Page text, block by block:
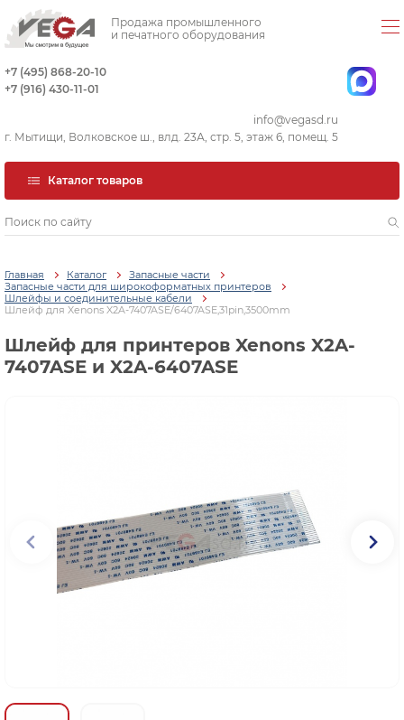
Продажа промышленного
и печатного оборудования
+7 (495) 868-20-10
+7 (916) 430-11-01
info@vegasd.ru
г. Мытищи, Волковское ш., влд. 23А, стр. 5, этаж 6, помещ. 5
Каталог товаров
Главная Каталог
Запасные части
Запасные части для широкоформатных принтеров
Шлейфы и соединительные кабели
Шлейф для Xenons X2A-7407ASE/6407ASE,31pin,3500mm
Шлейф для принтеров Xenons X2A-
7407ASE и X2A-6407ASE